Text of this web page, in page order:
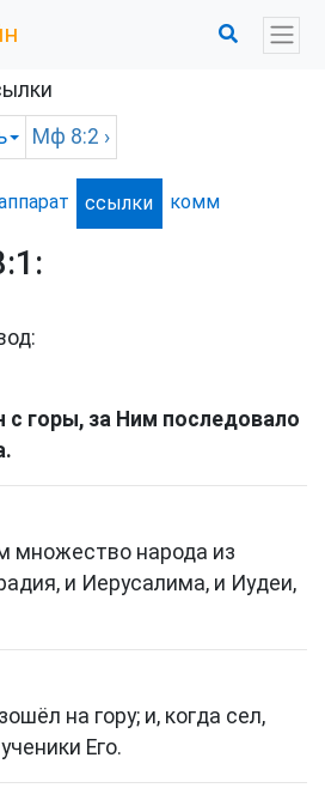
Мф 8:2 ›
ссылки комм
с горы, за Ним последовало
множество народа из
и Иерусалима, и Иудеи,
на гору; и, когда сел,
Его.